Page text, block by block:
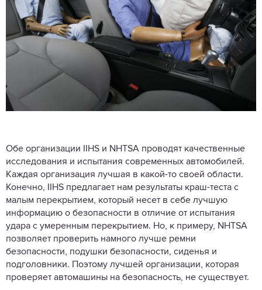
Обе организации IIHS и NHTSA проводят качественные
исследования и испытания современных автомобилей.
Каждая организация лучшая в какой-то своей области.
Конечно, IIHS предлагает нам результаты краш-теста с
малым перекрытием, который несет в себе лучшую
информацию о безопасности в отличие от испытания
удара с умеренным перекрытием. Но, к примеру, NHTSA
позволяет проверить намного лучше ремни
безопасности, подушки безопасности, сиденья и
подголовники. Поэтому лучшей организации, которая
проверяет автомашины на безопасность, не существует.